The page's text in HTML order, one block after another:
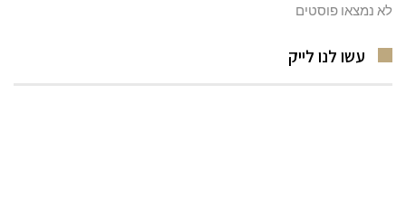
לא נמצאו פוסטים
עשו לנו לייק